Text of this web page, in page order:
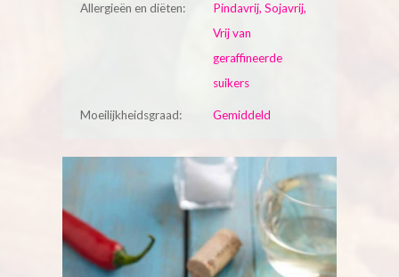
Allergieën en diëten:
Pindavrij, Sojavrij,
Vrij van
geraffineerde
suikers
Moeilijkheidsgraad: Gemiddeld